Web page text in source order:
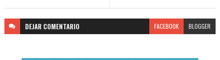
DEJAR COMENTARIO FACEBOOK BLOGGER